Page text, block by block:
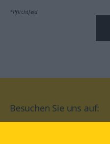
*Pflichtfeld
Besuchen Sie uns auf: